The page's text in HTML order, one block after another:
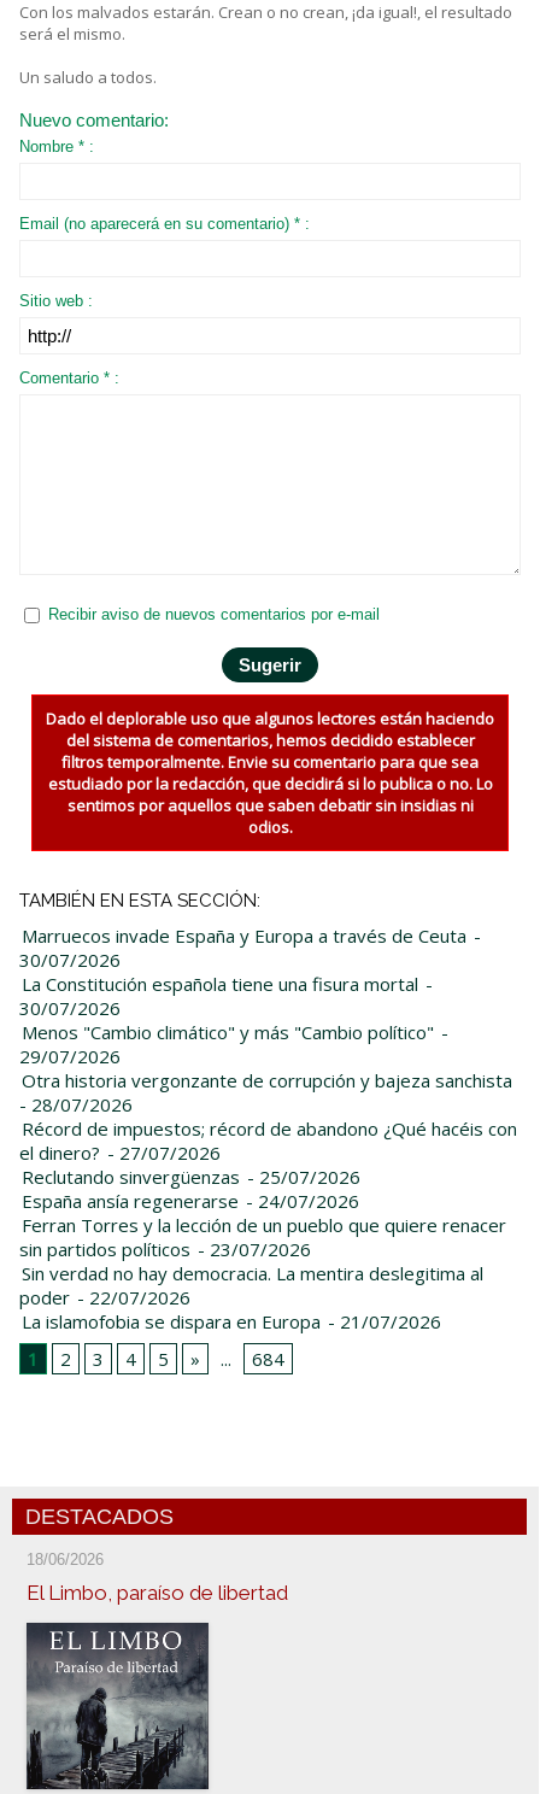
Con los malvados estarán. Crean o no crean, ¡da igual!, el resultado
será el mismo.
Un saludo a todos.
Nuevo comentario:
Nombre * :
Email (no aparecerá en su comentario) * :
Sitio web :
Comentario * :
Recibir aviso de nuevos comentarios por e-mail
Dado el deplorable uso que algunos lectores están haciendo
del sistema de comentarios, hemos decidido establecer
filtros temporalmente. Envie su comentario para que sea
estudiado por la redacción, que decidirá si lo publica o no. Lo
sentimos por aquellos que saben debatir sin insidias ni
odios.
TAMBIÉN EN ESTA SECCIÓN:
Marruecos invade España y Europa a través de Ceuta -
30/07/2026
La Constitución española tiene una fisura mortal -
30/07/2026
Menos "Cambio climático" y más "Cambio político" -
29/07/2026
Otra historia vergonzante de corrupción y bajeza sanchista
- 28/07/2026
Récord de impuestos; récord de abandono ¿Qué hacéis con
el dinero? - 27/07/2026
Reclutando sinvergüenzas - 25/07/2026
España ansía regenerarse - 24/07/2026
Ferran Torres y la lección de un pueblo que quiere renacer
sin partidos políticos - 23/07/2026
Sin verdad no hay democracia. La mentira deslegitima al
poder - 22/07/2026
La islamofobia se dispara en Europa - 21/07/2026
1
2 3 4 5 » ... 684
DESTACADOS
18/06/2026
El Limbo, paraíso de libertad